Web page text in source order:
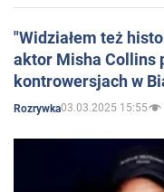
"Widziałem też
aktor Misha Collins
kontrowersjach w
Rozrywka03.03.2025 15:55